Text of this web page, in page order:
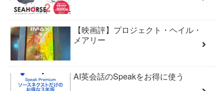
【映画評】プロジェクト・ヘイル・
メアリー
AI英会話のSpeakをお得に使う